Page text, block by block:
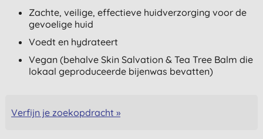
Zachte, veilige, effectieve huidverzorging voor de
gevoelige huid
Voedt en hydrateert
Vegan (behalve Skin Salvation & Tea Tree Balm die
lokaal geproduceerde bijenwas bevatten)
Verfijn je zoekopdracht »